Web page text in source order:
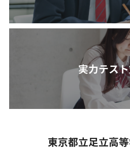
実力テス
東京都立足立高